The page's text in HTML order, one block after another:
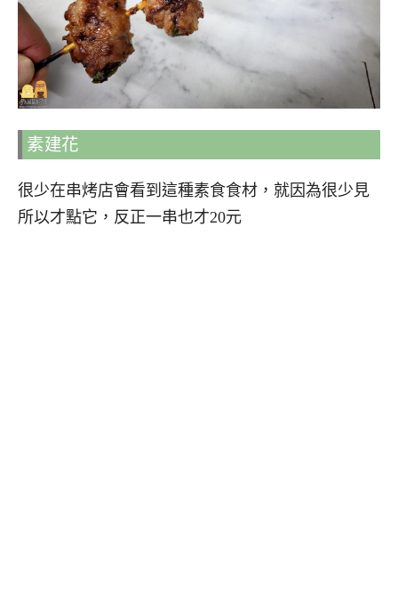
素建花
很少在串烤店會看到這種素食食材，就因為很少見
所以才點它，反正一串也才20元